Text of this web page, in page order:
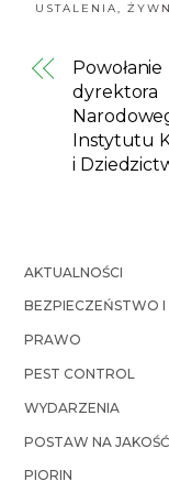
USTALENIA,
Powołanie
dyrektora
Instytutu
i
AKTUALNOŚCI
BEZPIECZEŃSTWO I
PRAWO
PEST CONTROL
WYDARZENIA
POSTAW NA
PIORIN